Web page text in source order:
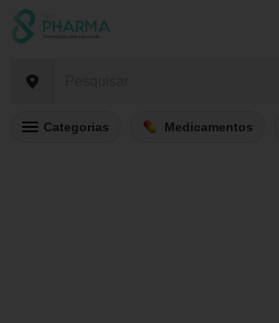
Categorias Medicamentos